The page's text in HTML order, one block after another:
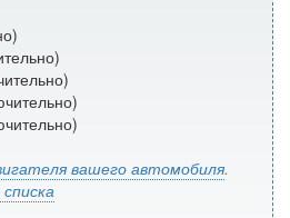
вашего автомобиля.
списка